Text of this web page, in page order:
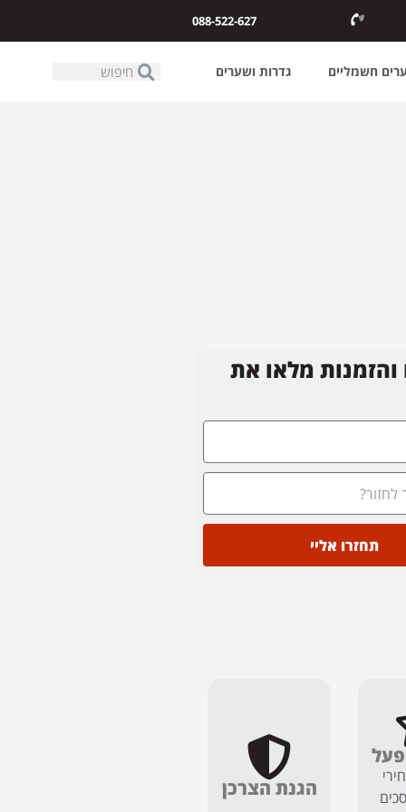
088-522-627
חשמליים גדרות ושערים
והזמנות מלאו את
תחזרו אליי
הגנת הצרכן